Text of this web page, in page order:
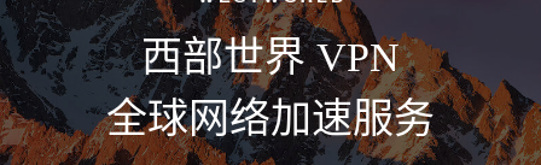
西部世界 VPN
全球网络加速服务